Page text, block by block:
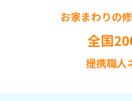
お家まわりの
全国
提携職人